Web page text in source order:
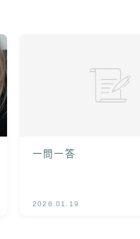
一問一答
2026.01.19